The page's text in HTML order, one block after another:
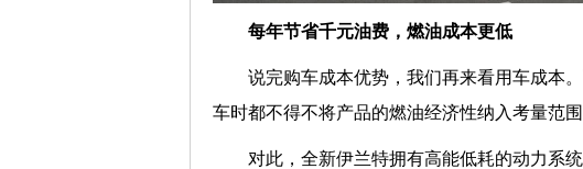
每年节省千元油费 ， 燃油成本更低
说完购车成本优势，我们再来看用车成本
车时都不得不将产品的燃油经济性纳入考量范围
对此，全新伊兰特拥有高能低耗的动力系